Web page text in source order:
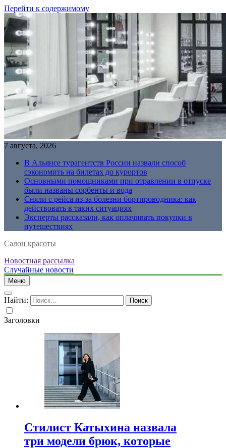
Перейти к содержимому
7 августа, 2026
В Альянсе турагентств России назвали способ
сэкономить на билетах до курортов
Основными помощниками при отравлении в отпуске
были названы сорбенты и вода
Сняли с рейса из-за болезни бортпроводника: как
действовать в таких ситуациях
Эксперты рассказали, как оплачивать покупки в
путешествиях
Салон красоты
Новостная рассылка
Случайные новости
Меню
Найти:
Заголовки
Стилист Катыхина назвала
три модели брюк, которые